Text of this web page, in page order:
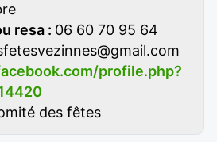
resa : 06 60 70 95 64
profile.php?
des fêtes